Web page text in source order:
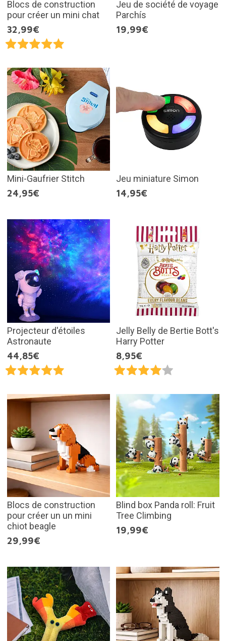
Blocs de construction
pour créer un mini chat
32,99€
Jeu de société de voyage
Parchís
19,99€
Mini-Gaufrier Stitch
24,95€
Jeu miniature Simon
14,95€
Projecteur d'étoiles
Astronaute
44,85€
Jelly Belly de Bertie Bott's
Harry Potter
8,95€
Blocs de construction
pour créer un un mini
chiot beagle
29,99€
Blind box Panda roll: Fruit
Tree Climbing
19,99€